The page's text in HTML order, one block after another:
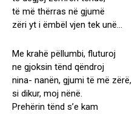
të më thërras në gjumë
zëri yt i ëmbël vjen tek unë…
Me krahë pëllumbi, fluturoj
ne gjoksin tënd qëndroj
nina- nanën, gjumi të më zërë,
si dikur, moj nënë.
Prehërin tënd s’e kam